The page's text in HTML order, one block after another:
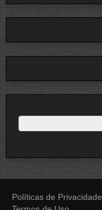
Políticas de Privacidade